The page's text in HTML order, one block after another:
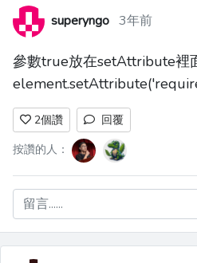
superyngo 3年前
參數true放在setAttribute裡
2個讚
回覆
按讚的人：
留言......